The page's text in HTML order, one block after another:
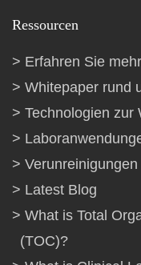
Ressourcen
Erfahren Sie
Whitepaper rund
Technologien zur
Latest Blog
What is Total
(TOC)?